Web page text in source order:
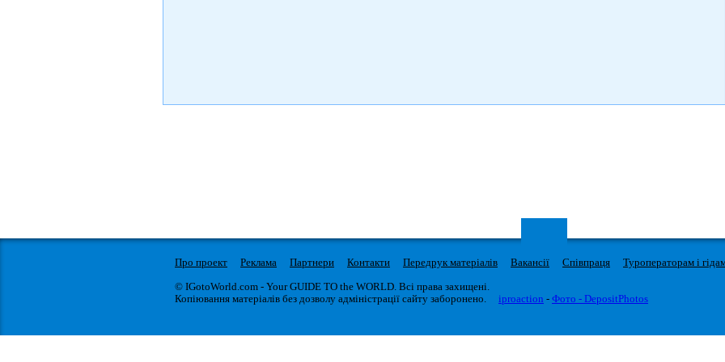
Про проект Реклама Партнери Контакти Передрук матеріалів Вакансії Співпраця Туроператорам і
© IGotoWorld.com - Your GUIDE TO the WORLD. Всі права захищені.
Копіювання матеріалів без дозволу адміністрації сайту заборонено.
iproaction - Фото - DepositPhotos